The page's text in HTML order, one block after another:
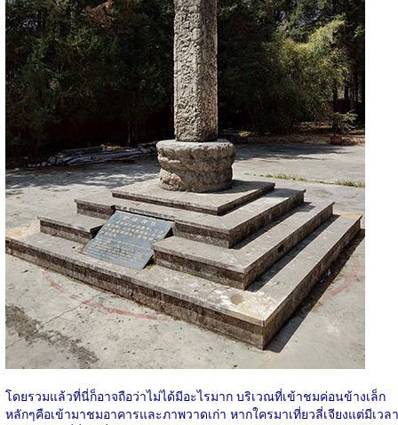
โดยรวมแล้วที่นี่ก็อาจถือว่าไม่ได้มีอะไรมาก บริเวณที่เข้าชมค่อนข้างเล็ก
หลักๆคือเข้ามาชมอาคารและภาพวาดเก่า หากใครมาเที่ยวลี่เจียงแต่มีเวลา